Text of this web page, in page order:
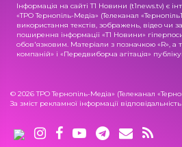
Інформація на сайті Т1 Новини (t1news.tv) є
«ТРО Тернопіль-Медіа» (Телеканал
використання текстів, зображень, відео чи
поширення інформації «Т1 Новини»
обов'язковим. Матеріали з позначкою «R»,
компаній» і «Передвиборча агітація»
© 2026 ТРО Тернопіль-Медіа» (Телеканал
За зміст рекламної інформації